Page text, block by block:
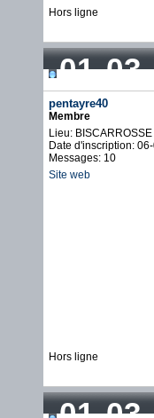
Hors ligne
01-
pentayre40
Membre
Lieu:
Date d'inscription:
Messages: 10
Site web
Hors ligne